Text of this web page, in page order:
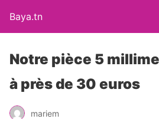
Baya.tn
Notre pièce 5
à près de 30 euros
mariem